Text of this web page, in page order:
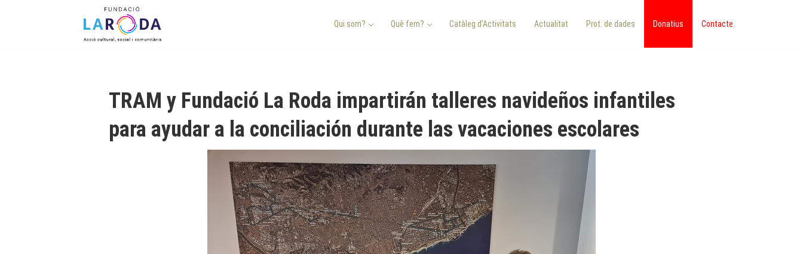
Menu
Qui som? Què fem? Catàleg d’Activitats Actualitat Prot. de dades Donatius Contacte
TRAM y Fundació La Roda impartirán talleres navideños infantiles
para ayudar a la conciliación durante las vacaciones escolares